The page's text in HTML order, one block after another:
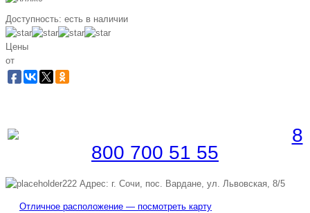
Доступность: есть в наличии
Цены
от
8
800 700 51 55
Адрес: г. Сочи, пос. Вардане, ул. Львовская, 8/5
Отличное расположение — посмотреть карту